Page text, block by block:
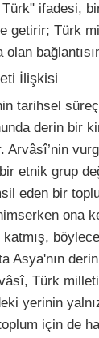
ifadesi,
getirir; Türk
İlişkisi
tarihsel
derin bir
etnik grup
eden bir
ona
Asya'nın
Türk
yerinin
için de